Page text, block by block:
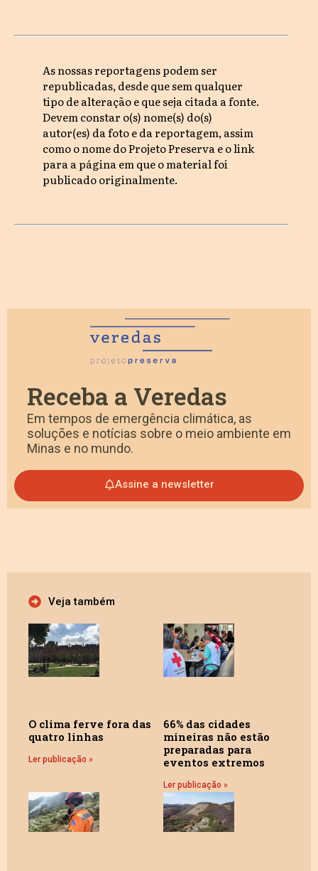
As nossas reportagens podem ser
republicadas, desde que sem qualquer
tipo de alteração e que seja citada a fonte.
Devem constar o(s) nome(s) do(s)
autor(es) da foto e da reportagem, assim
como o nome do Projeto Preserva e o link
para a página em que o material foi
publicado originalmente.
Receba a Veredas
Em tempos de emergência climática, as
soluções e notícias sobre o meio ambiente em
Minas e no mundo.
Assine a newsletter
Veja também
O clima ferve fora das
quatro linhas
Ler publicação »
66% das cidades
mineiras não estão
preparadas para
eventos extremos
Ler publicação »